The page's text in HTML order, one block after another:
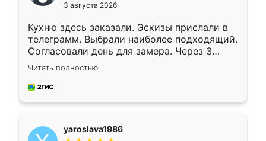
3 августа 2026
Кухню здесь заказали. Эскизы прислали в
телеграмм. Выбрали наиболее подходящий.
Согласовали день для замера. Через 3
недели кухня была уже готова. Остались
довольны работой. Спасибо Ренессанс
мебель за качественную работу!
Читать полностью
yaroslava1986